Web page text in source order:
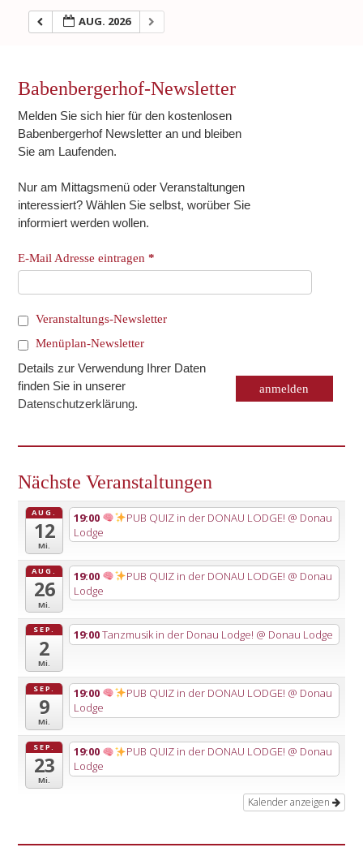
AUG. 2026
Babenbergerhof-Newsletter
Melden Sie sich hier für den kostenlosen
Babenbergerhof Newsletter an und bleiben
Sie am Laufenden.
Nur am Mittagsmenü oder Veranstaltungen
interessiert? Wählen Sie selbst, worüber Sie
informiert werden wollen.
E-Mail Adresse eintragen*
Veranstaltungs-Newsletter
Menüplan-Newsletter
Details zur Verwendung Ihrer Daten
finden Sie in unserer
Datenschutzerklärung.
Nächste Veranstaltungen
AUG.
12
Mi.
19:00 PUB QUIZ in der DONAU LODGE! @ Donau
Lodge
AUG.
26
Mi.
19:00 PUB QUIZ in der DONAU LODGE! @ Donau
Lodge
SEP.
2
Mi.
19:00Tanzmusik in der Donau Lodge! @ Donau Lodge
SEP.
9
Mi.
19:00 PUB QUIZ in der DONAU LODGE! @ Donau
Lodge
SEP.
23
Mi.
19:00 PUB QUIZ in der DONAU LODGE! @ Donau
Lodge
Kalender anzeigen